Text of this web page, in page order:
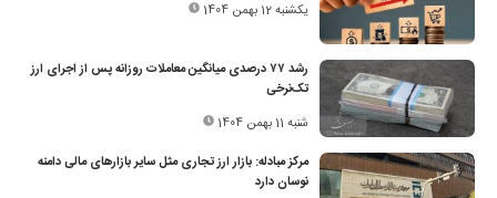
یکشنبه 12 بهمن 1404
رشد ۷۷ درصدی میانگین معاملات روزانه پس از اجرای ارز
تک‌نرخی
شنبه 11 بهمن 1404
مرکز مبادله: بازار ارز تجاری مثل سایر بازارهای مالی دامنه
نوسان دارد